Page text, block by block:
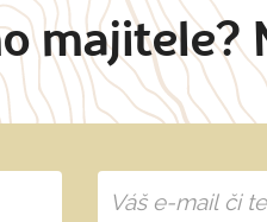
majitele?